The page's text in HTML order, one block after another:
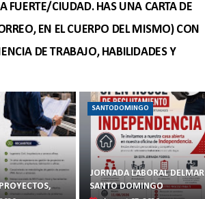
FUERTE/CIUDAD. HAS UNA CARTA DE
EN EL CUERPO DEL MISMO) CON
DE TRABAJO, HABILIDADES Y
SANTODOMINGO
JORNADA LABORAL DELMAR
SANTO DOMINGO